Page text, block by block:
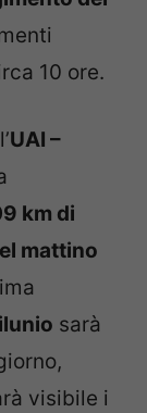
10 ore.
UAI –
km di
mattino
sarà
visibile i